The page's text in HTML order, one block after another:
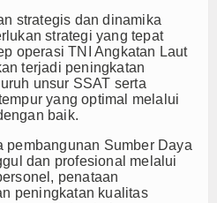
strategis dan dinamika
strategi yang tepat
operasi TNI Angkatan Laut
terjadi peningkatan
unsur SSAT serta
yang optimal melalui
baik.
Sumber Daya
dan profesional melalui
penataan
peningkatan kualitas